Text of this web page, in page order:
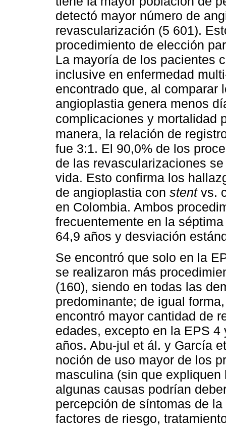
detectó mayor número de
revascularización (5 601).
procedimiento de elección
La mayoría de los pacientes
inclusive en enfermedad
encontrado que, al comparar
angioplastia genera menos
complicaciones y mortalidad
manera, la relación de
fue 3:1. El 90,0% de los
de las revascularizaciones
vida. Esto confirma los
de angioplastia con stentvs.
en Colombia. Ambos
frecuentemente en la
64,9 años y desviación
Se encontró que solo en la
se realizaron más
(160), siendo en todas las
predominante; de igual
encontró mayor cantidad de
edades, excepto en la EPS
años. Abu-jul et ál. y García
noción de uso mayor de los
masculina (sin que
algunas causas podrían
percepción de síntomas de
factores de riesgo,